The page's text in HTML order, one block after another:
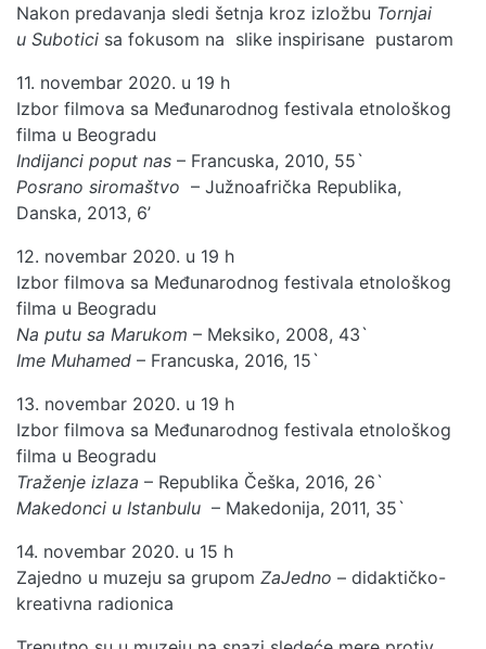
Nakon predavanja sledi šetnja kroz izložbu Tornjai
u Subotici sa fokusom na slike inspirisane pustarom
11. novembar 2020. u 19 h
Izbor filmova sa Međunarodnog festivala etnološkog
filma u Beogradu
Indijanci poput nas – Francuska, 2010, 55`
Posrano siromaštvo – Južnoafrička Republika,
Danska, 2013, 6’
12. novembar 2020. u 19 h
Izbor filmova sa Međunarodnog festivala etnološkog
filma u Beogradu
Na putu sa Marukom – Meksiko, 2008, 43`
Ime Muhamed – Francuska, 2016, 15`
13. novembar 2020. u 19 h
Izbor filmova sa Međunarodnog festivala etnološkog
filma u Beogradu
Traženje izlaza – Republika Češka, 2016, 26`
Makedonci u Istanbulu – Makedonija, 2011, 35`
14. novembar 2020. u 15 h
Zajedno u muzeju sa grupom ZaJedno – didaktičko-
kreativna radionica